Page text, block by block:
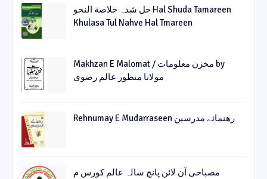
حل شدہ خلاصة النحو Hal Shuda Tamareen
Khulasa Tul Nahve Hal Tmareen
Makhzan E Malomat / مخزن معلومات by
مولانا منظور عالم رضوی
Rehnumay E Mudarraseen رهنمائے مدرسین
مصباحی آن لائن پانچ سالہ عالم کورس م